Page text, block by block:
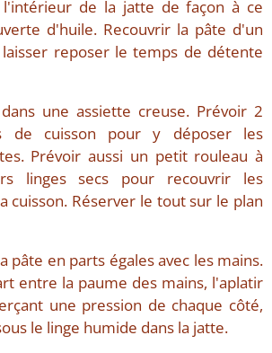
de la jatte de façon à ce
d'huile. Recouvrir la pâte d'un
reposer le temps de détente
une assiette creuse. Prévoir 2
de cuisson pour y déposer les
Prévoir aussi un petit rouleau à
linges secs pour recouvrir les
cuisson. Réserver le tout sur le plan
pâte en parts égales avec les mains.
entre la paume des mains, l'aplatir
une pression de chaque côté,
le linge humide dans la jatte.